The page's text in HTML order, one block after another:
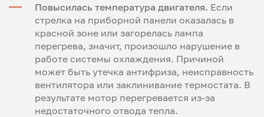
Повысилась температура двигателя. Если
стрелка на приборной панели оказалась в
красной зоне или загорелась лампа
перегрева, значит, произошло нарушение в
работе системы охлаждения. Причиной
может быть утечка антифриза, неисправность
вентилятора или заклинивание термостата. В
результате мотор перегревается из-за
недостаточного отвода тепла.